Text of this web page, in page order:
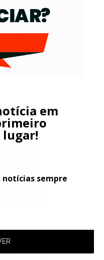
em
lugar!
notícias sempre